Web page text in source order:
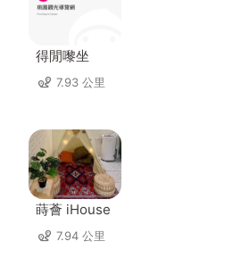
得閒嚟坐
7.93 公里
蒔薈 iHouse
7.94 公里